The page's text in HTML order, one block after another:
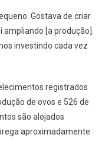
Gostava de criar
[a produção].
investindo cada vez
registrados
de ovos e 526 de
são alojados
aproximadamente